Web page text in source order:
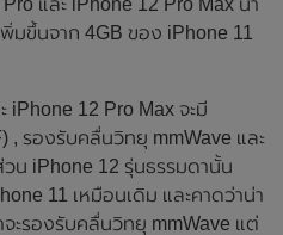
และ iPhone 12 Pro Max น่า
มขึ้นจาก 4GB ของ iPhone 11
iPhone 12 Pro Max จะมี
, รองรับคลื่นวิทยุ mmWave และ
น iPhone 12 รุ่นธรรมดานั้น
11 เหมือนเดิม และคาดว่าน่า
จะรองรับคลื่นวิทยุ mmWave แต่